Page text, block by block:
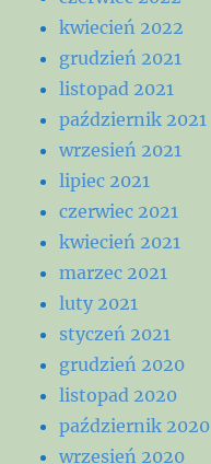
kwiecień 2022
grudzień 2021
listopad 2021
październik 2021
wrzesień 2021
lipiec 2021
czerwiec 2021
kwiecień 2021
marzec 2021
luty 2021
styczeń 2021
grudzień 2020
listopad 2020
październik 2020
wrzesień 2020